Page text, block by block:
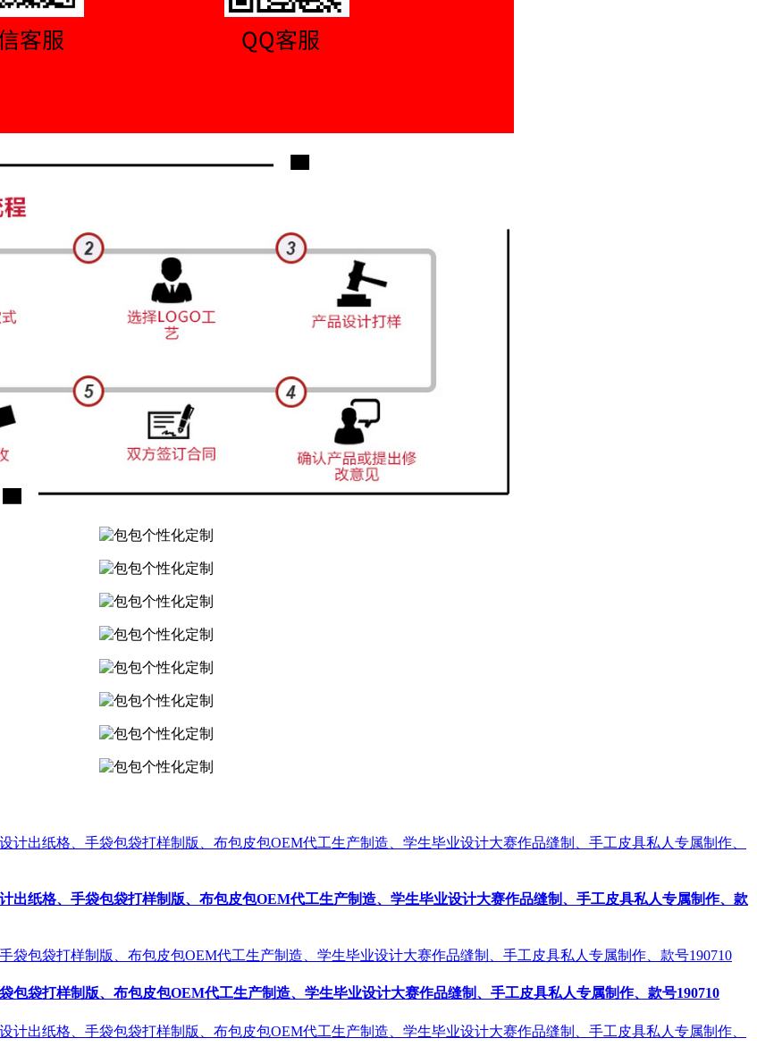
出纸格、手袋包袋打样制版、布包皮包OEM代工生产制造、学生毕业设计大赛作品缝制、手工皮具私人专属制作、款
袋打样制版、布包皮包OEM代工生产制造、学生毕业设计大赛作品缝制、手工皮具私人专属制作、款号190710